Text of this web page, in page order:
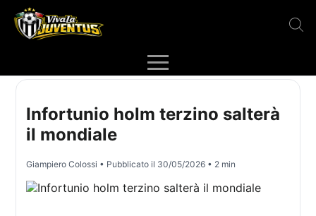
Infortunio holm terzino salterà
il mondiale
Giampiero Colossi • Pubblicato il 30/05/2026 • 2 min